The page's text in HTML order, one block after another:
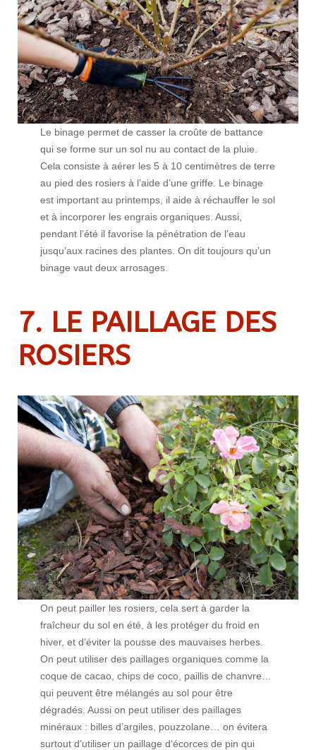
Le binage permet de casser la croûte de battance
qui se forme sur un sol nu au contact de la pluie.
Cela consiste à aérer les 5 à 10 centimètres de terre
au pied des rosiers à l’aide d’une griffe. Le binage
est important au printemps, il aide à réchauffer le sol
et à incorporer les engrais organiques. Aussi,
pendant l’été il favorise la pénétration de l’eau
jusqu’aux racines des plantes. On dit toujours qu’un
binage vaut deux arrosages.
7. LE PAILLAGE DES
ROSIERS
On peut pailler les rosiers, cela sert à garder la
fraîcheur du sol en été, à les protéger du froid en
hiver, et d’éviter la pousse des mauvaises herbes.
On peut utiliser des paillages organiques comme la
coque de cacao, chips de coco, paillis de chanvre…
qui peuvent être mélangés au sol pour être
dégradés. Aussi on peut utiliser des paillages
minéraux : billes d’argiles, pouzzolane… on évitera
surtout d’utiliser un paillage d’écorces de pin qui